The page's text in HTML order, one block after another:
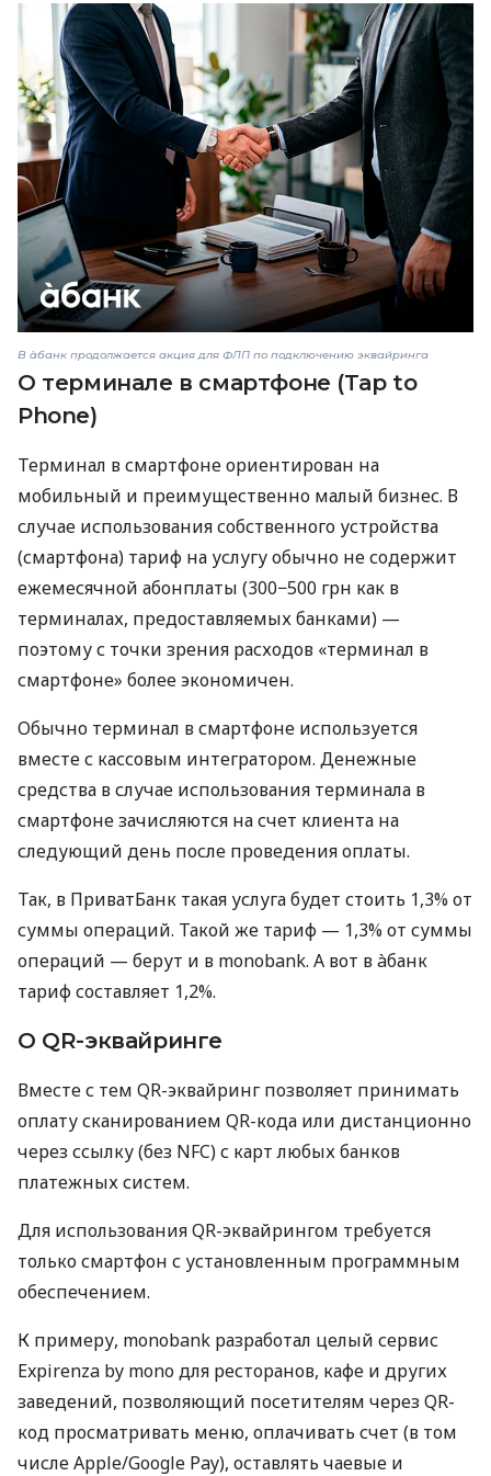
В àбанк продолжается акция для ФЛП по подключению эквайринга
О терминале в смартфоне (Tap to
Phone)
Терминал в смартфоне ориентирован на
мобильный и преимущественно малый бизнес. В
случае использования собственного устройства
(смартфона) тариф на услугу обычно не содержит
ежемесячной абонплаты (300−500 грн как в
терминалах, предоставляемых банками) —
поэтому с точки зрения расходов «терминал в
смартфоне» более экономичен.
Обычно терминал в смартфоне используется
вместе с кассовым интегратором. Денежные
средства в случае использования терминала в
смартфоне зачисляются на счет клиента на
следующий день после проведения оплаты.
Так, в ПриватБанк такая услуга будет стоить 1,3% от
суммы операций. Такой же тариф — 1,3% от суммы
операций — берут и в monobank. А вот в àбанк
тариф составляет 1,2%.
О QR-эквайринге
Вместе с тем QR-эквайринг позволяет принимать
оплату сканированием QR-кода или дистанционно
через ссылку (без NFC) с карт любых банков
платежных систем.
Для использования QR-эквайрингом требуется
только смартфон с установленным программным
обеспечением.
К примеру, monobank разработал целый сервис
Expirenza by mono для ресторанов, кафе и других
заведений, позволяющий посетителям через QR-
код просматривать меню, оплачивать счет (в том
числе Apple/Google Pay), оставлять чаевые и